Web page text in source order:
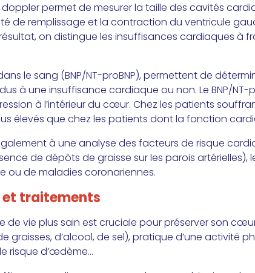
permet de mesurer la taille des cavités
de remplissage et la contraction du ventricule
résultat, on distingue les insuffisances cardiaques à
le sang (BNP/NT-proBNP), permettent de
à une insuffisance cardiaque ou non. Le BNP/
à l’intérieur du cœur. Chez les patients
élevés que chez les patients dont la fonction
à une analyse des facteurs de risque
de dépôts de graisse sur les parois artérielles),
ou de maladies coronariennes.
et traitements
de vie plus sain est cruciale pour préserver son
graisses, d’alcool, de sel), pratique d’une activité
risque d’œdème…